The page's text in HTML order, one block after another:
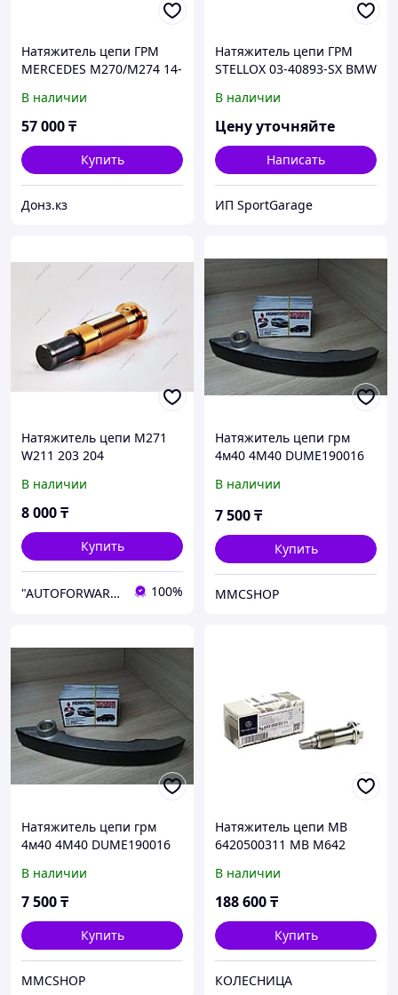
Натяжитель цепи ГРМ
MERCEDES M270/M274 14-
В наличии
57 000₸
Купить
Донз.кз
Натяжитель цепи ГРМ
STELLOX 03-40893-SX BMW
2.0-3.0 M50/52/54 89>
В наличии
Цену уточняйте
Написать
ИП SportGarage
Натяжитель цепи M271
W211 203 204
В наличии
8 000₸
Купить
"AUTOFORWARD.KZ" Автозапчасти 100%
Натяжитель цепи грм
4м40 4M40 DUME190016
митсубиши mitsubishi
митсубиси запчасти
В наличии
7 500₸
Купить
MMCSHOP
Натяжитель цепи грм
4м40 4M40 DUME190016
митсубиши mitsubishi
митсубиси запчасти
В наличии
7 500₸
Купить
MMCSHOP
Натяжитель цепи MB
6420500311 MB M642
В наличии
188 600₸
Купить
КОЛЕСНИЦА